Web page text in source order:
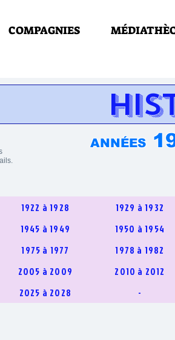
COMPAGNIES
ANNÉES
1922 à 1928
1945 à 1949
1975 à 1977
2005 à 2009
2025 à 2028
1929 à 1932
1950 à 1954
1978 à 1982
2010 à 2012
-